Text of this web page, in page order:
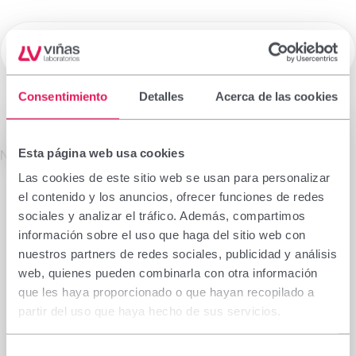
Consentimiento Detalles Acerca de las cookies
Esta página web usa cookies
Las cookies de este sitio web se usan para personalizar
el contenido y los anuncios, ofrecer funciones de redes
sociales y analizar el tráfico. Además, compartimos
información sobre el uso que haga del sitio web con
nuestros partners de redes sociales, publicidad y análisis
web, quienes pueden combinarla con otra información
que les haya proporcionado o que hayan recopilado a
partir del uso que haya hecho de sus servicios.
Laboratorios Viñas ☰
No se encontró el producto solicitado.
Medicamentos de Prescripción
La información que figura en esta sección está
dirigida exclusivamente a profesionales sanitarios
facultados para prescribir o dispensar
medicamentos, por lo que requiere una formación
especializada para su correcta interpretación. En
caso de no pertenecer a este colectivo, le rogamos
se abstenga de continuar.
Declaro que soy profesional sanitario con
capacidad de prescripción o dispensación en